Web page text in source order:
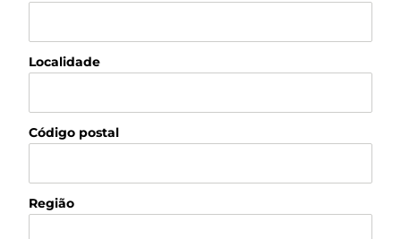
Localidade
Código postal
Região